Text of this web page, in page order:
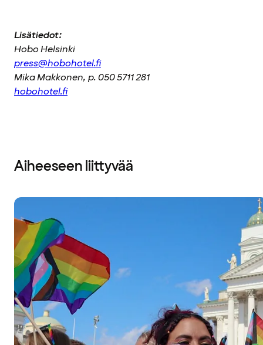
Lisätiedot:
Hobo Helsinki
press@hobohotel.fi
Mika Makkonen, p. 050 5711 281
hobohotel.fi
Aiheeseen liittyvää